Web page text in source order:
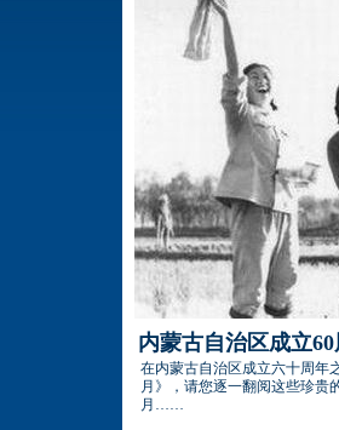
内蒙古自治区成立
在内蒙古自治区成立六十周年
月》，请您逐一翻阅这些珍贵
月……